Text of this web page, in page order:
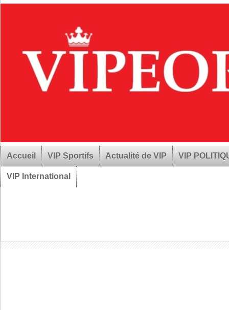
Accueil VIP Sportifs Actualité de VIP VIP
VIP International